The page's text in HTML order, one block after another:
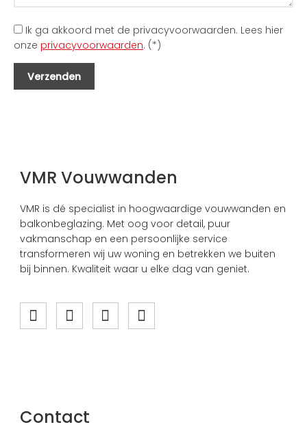
Ik ga akkoord met de privacyvoorwaarden. Lees hier
onze privacyvoorwaarden. (*)
VMR Vouwwanden
VMR is dé specialist in hoogwaardige vouwwanden en
balkonbeglazing. Met oog voor detail, puur
vakmanschap en een persoonlijke service
transformeren wij uw woning en betrekken we buiten
bij binnen. Kwaliteit waar u elke dag van geniet.
Contact